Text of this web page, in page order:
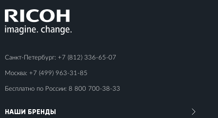
Санкт-Петербург: +7 (812) 336-65-07
Москва: +7 (499) 963-31-85
Бесплатно по России: 8 800 700-38-33
НАШИ БРЕНДЫ